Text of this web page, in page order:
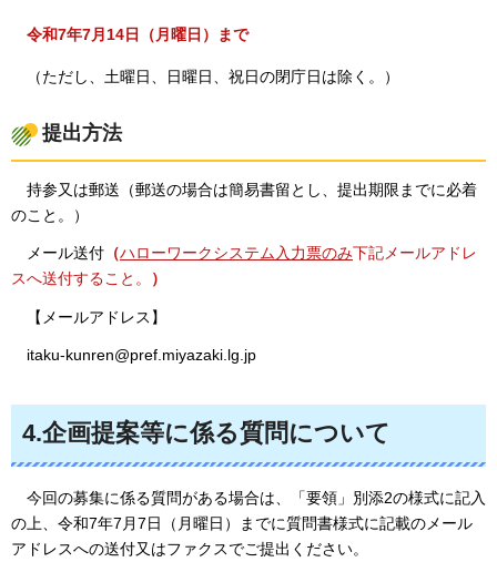
令和7年7月14日（月曜日）まで
（ただし 、土曜日、日曜日、祝日の閉庁日は除く。）
提出方法
持参又は郵送（郵送の場合は簡易書留とし、提出期限までに必着
のこと。）
メール送付 （ハローワークシステム入力票のみ下記メールアドレ
スへ送付すること。
）
【メールアドレス】
itaku-kunren@pref.miyazaki.lg.jp
4.企画提案等に係る質問について
今回の募集に係る質問がある場合は、「要領」別添2の様式に記入
の上、令和7年7月7日（月曜日）までに質問書様式に記載のメール
アドレスへの送付又はファクスでご提出ください。